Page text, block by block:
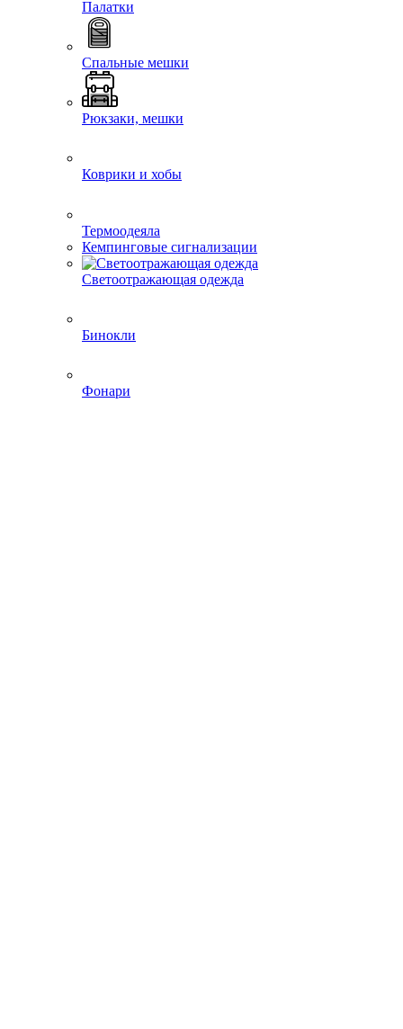
Палатки
Спальные мешки
Рюкзаки, мешки
Коврики и хобы
Термоодеяла
Кемпинговые сигнализации
Светоотражающая одежда
Бинокли
Фонари